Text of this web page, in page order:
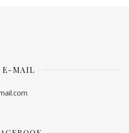
E-MAIL